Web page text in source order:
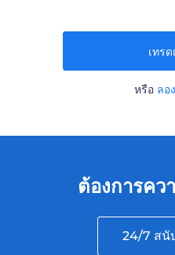
เทร
หรือ ลอ
ต้องการคว
24/7 สนั